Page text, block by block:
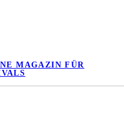
MAGAZIN FÜR